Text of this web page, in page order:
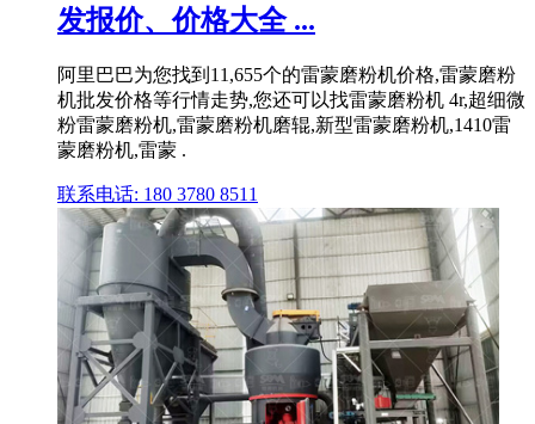
发报价、价格大全 ...
阿里巴巴为您找到11,655个的雷蒙磨粉机价格,雷蒙磨粉
机批发价格等行情走势,您还可以找雷蒙磨粉机 4r,超细微
粉雷蒙磨粉机,雷蒙磨粉机磨辊,新型雷蒙磨粉机,1410雷
蒙磨粉机,雷蒙 .
联系电话: 180 3780 8511